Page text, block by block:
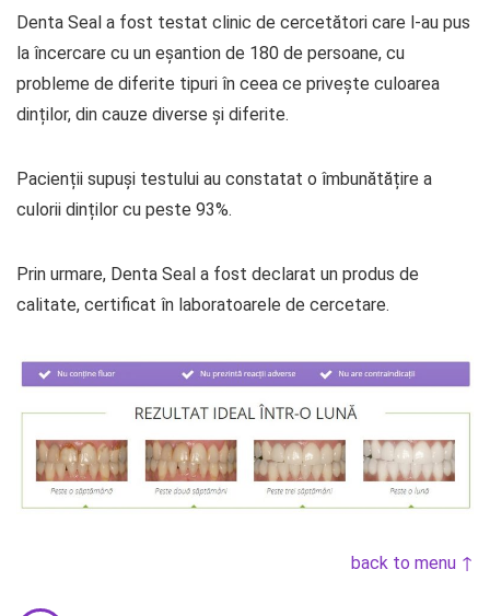
Denta Seal a fost testat clinic de cercetători care l-au pus
la încercare cu un eșantion de 180 de persoane, cu
probleme de diferite tipuri în ceea ce privește culoarea
dinților, din cauze diverse și diferite.
Pacienții supuși testului au constatat o îmbunătățire a
culorii dinților cu peste 93%.
Prin urmare, Denta Seal a fost declarat un produs de
calitate, certificat în laboratoarele de cercetare.
back to menu ↑